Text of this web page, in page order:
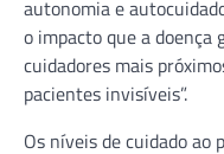
autonomia e
o impacto que a doença
cuidadores mais
pacientes invisíveis”.
Os níveis de cuidado ao